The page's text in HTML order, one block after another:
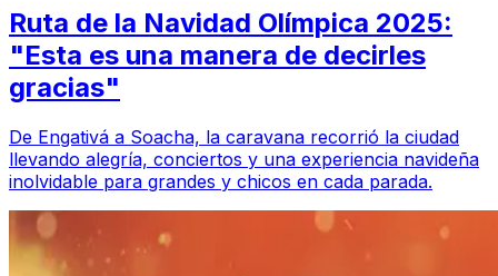
Ruta de la Navidad Olímpica 2025:
"Esta es una manera de decirles
gracias"
De Engativá a Soacha, la caravana recorrió la ciudad
llevando alegría, conciertos y una experiencia navideña
inolvidable para grandes y chicos en cada parada.